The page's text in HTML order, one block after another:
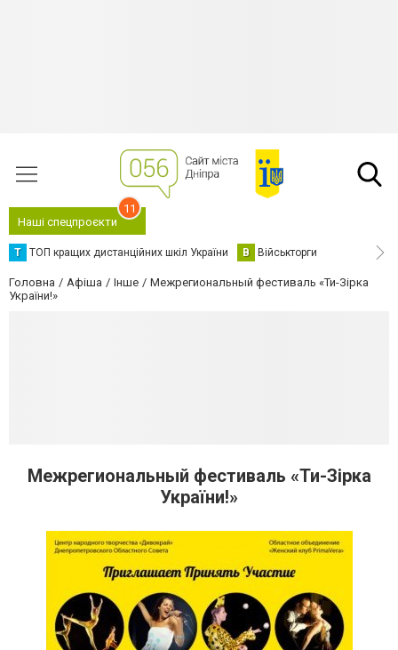
Наші спецпроєкти
11
Т ТОП кращих дистанційних шкіл України В Військторги
Головна Афіша Інше
Межрегиональный фестиваль «Ти-Зірка
України!»
Межрегиональный фестиваль «Ти-Зірка
України!»